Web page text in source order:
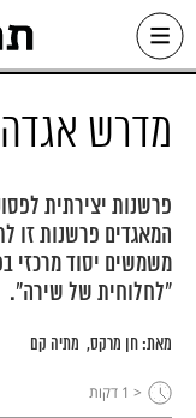
Skip
content
כל האתר
מדרש אגדה
פרשנות יצירתית
המאגדים פרשנות זו
משמשים יסוד מרכזי
"לחלוחית של שירה".
מאת:חן מרקס מתיה קם
< 1 דקות